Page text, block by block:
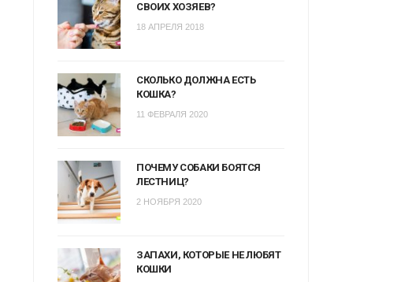
СВОИХ ХОЗЯЕВ?
18 АПРЕЛЯ 2018
СКОЛЬКО ДОЛЖНА ЕСТЬ
КОШКА?
11 ФЕВРАЛЯ 2020
ПОЧЕМУ СОБАКИ БОЯТСЯ
ЛЕСТНИЦ?
2 НОЯБРЯ 2020
ЗАПАХИ, КОТОРЫЕ НЕ ЛЮБЯТ
КОШКИ